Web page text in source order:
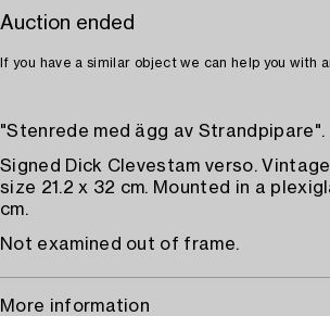
Auction ended
If you have a similar object we can help you with
"Stenrede med ägg av Strandpipare".
Signed Dick Clevestam verso.
size 21.2 x 32 cm. Mounted in a
cm.
Not examined out of frame.
More information